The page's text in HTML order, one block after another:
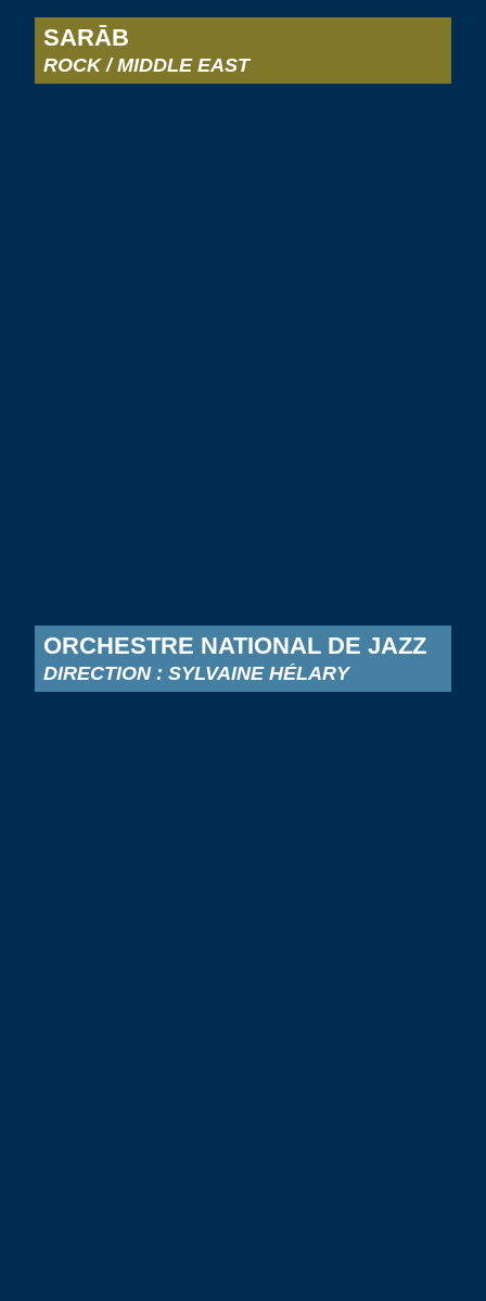
SARĀB
ROCK / MIDDLE EAST
ORCHESTRE NATIONAL DE JAZZ
DIRECTION : SYLVAINE HÉLARY